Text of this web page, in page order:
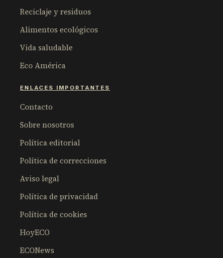
Reciclaje y residuos
Alimentos ecológicos
Vida saludable
Eco América
ENLACES IMPORTANTES
Contacto
Sobre nosotros
Política editorial
Política de correcciones
Aviso legal
Política de privacidad
Política de cookies
HoyECO
ECONews